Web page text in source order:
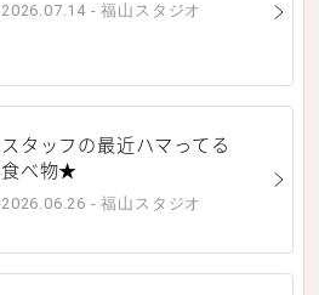
2026.07.14 - 福山スタジオ
スタッフの最近ハマってる
食べ物★
2026.06.26 - 福山スタジオ